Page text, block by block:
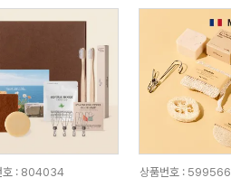
호 : 804034
상품번호 : 599566